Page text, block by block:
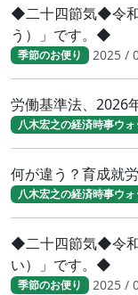
◆二十四節気◆令和
う）」です。◆
季節のお便り 2025 /
労働基準法、2026
八木宏之の経済時事ウォ
何が違う？育成就
八木宏之の経済時事ウォ
◆二十四節気◆令和
い）」です。◆
季節のお便り 2025 /